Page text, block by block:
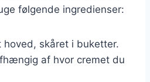
følgende ingredienser:
hoved, skåret i buketter.
af hvor cremet du